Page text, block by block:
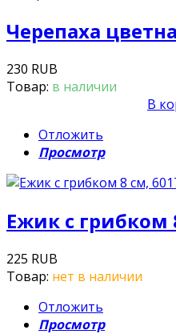
Черепаха
230 RUB
Товар: в наличии
В
Отложить
Просмотр
Ежик с грибком
225 RUB
Товар: нет в наличии
Отложить
Просмотр